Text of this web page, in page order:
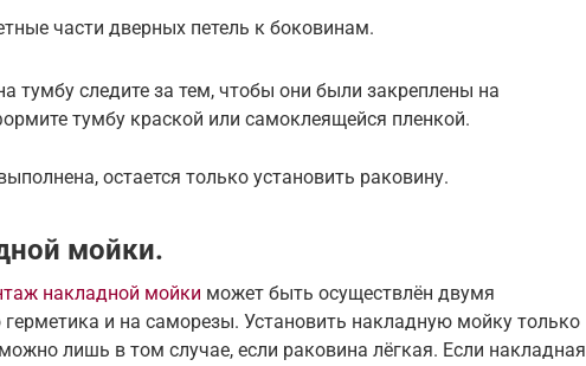
части дверных петель к боковинам.
тумбу следите за тем, чтобы они были закреплены на
тумбу краской или самоклеящейся пленкой.
остается только установить раковину.
мойки.
накладной мойки может быть осуществлён двумя
и на саморезы. Установить накладную мойку только
лишь в том случае, если раковина лёгкая. Если накладная